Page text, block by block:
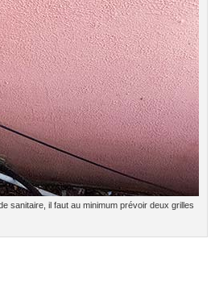
sanitaire, il faut au minimum prévoir deux grilles